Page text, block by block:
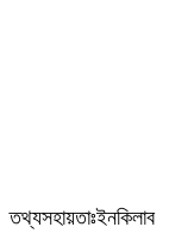
‎তথ্যসহায়তাঃইনকিলাব